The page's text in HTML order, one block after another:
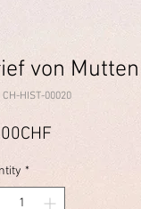
von
CH-HIST-00020
*